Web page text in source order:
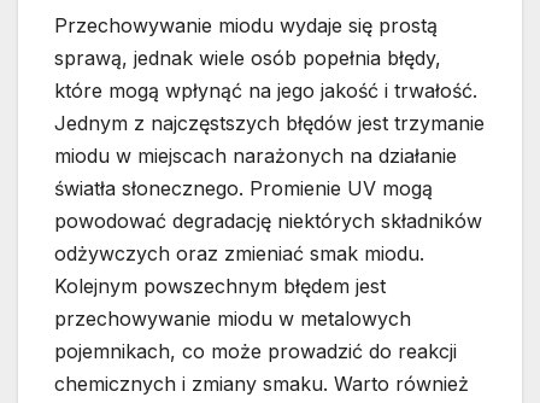
Przechowywanie miodu wydaje się prostą
sprawą, jednak wiele osób popełnia błędy,
które mogą wpłynąć na jego jakość i trwałość.
Jednym z najczęstszych błędów jest trzymanie
miodu w miejscach narażonych na działanie
światła słonecznego. Promienie UV mogą
powodować degradację niektórych składników
odżywczych oraz zmieniać smak miodu.
Kolejnym powszechnym błędem jest
przechowywanie miodu w metalowych
pojemnikach, co może prowadzić do reakcji
chemicznych i zmiany smaku. Warto również